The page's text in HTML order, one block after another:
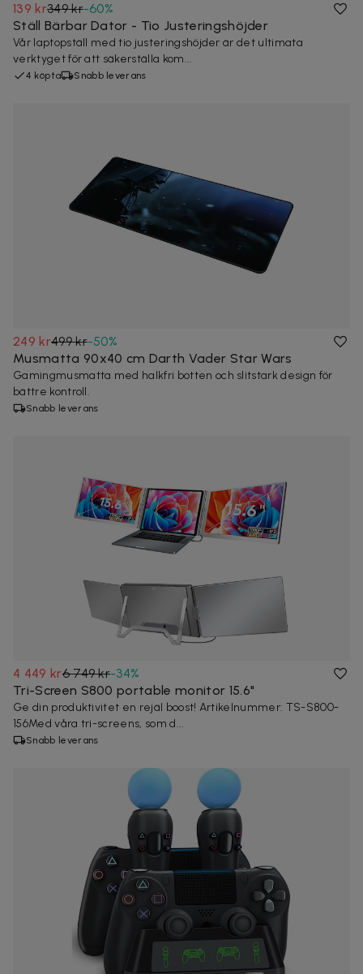
139 kr349 kr-60%
Ställ Bärbar Dator - Tio Justeringshöjder
Vår laptopställ med tio justeringshöjder är det ultimata
verktyget för att säkerställa kom...
4 köpta Snabb leverans
249 kr499 kr-50%
Musmatta 90x40 cm Darth Vader Star Wars
Gamingmusmatta med halkfri botten och slitstark design för
bättre kontroll.
Snabb leverans
4 449 kr6 749 kr-34%
Tri-Screen S800 portable monitor 15.6"
Ge din produktivitet en rejäl boost! Artikelnummer: TS-S800-
156Med våra tri-screens, som d...
Snabb leverans